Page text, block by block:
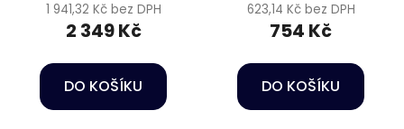
1 941,32 Kč bez DPH
2 349 Kč
DO KOŠÍKU
623,14 Kč bez DPH
754 Kč
DO KOŠÍKU